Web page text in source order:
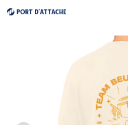
Panneau de gestion des cookies